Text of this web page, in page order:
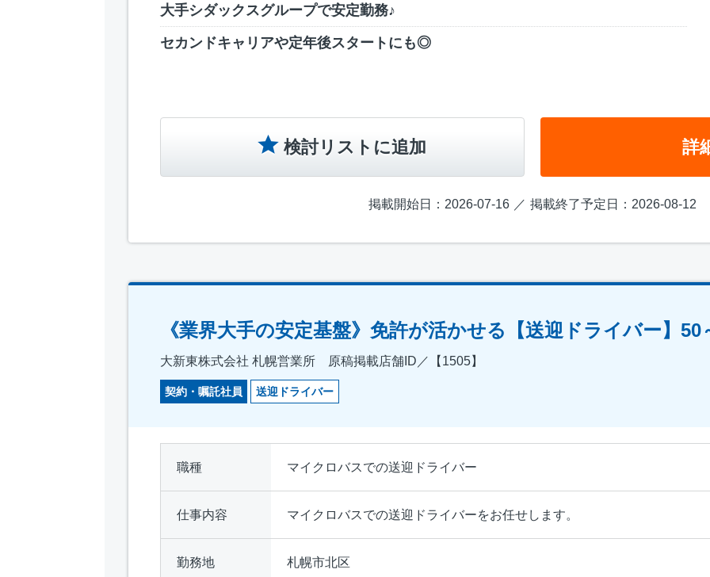
大手シダックスグループで安定勤務♪
セカンドキャリアや定年後スタートにも◎
検討リストに追加 詳
掲載開始日：2026-07-16 掲載終了予定日：2026-08-12
《業界大手の安定基盤》免許が活かせる【送迎ドライバー】50
大新東株式会社 札幌営業所 原稿掲載店舗ID／【1505】
契約・嘱託社員 送迎ドライバー
職種 マイクロバスでの送迎ドライバー
仕事内容 マイクロバスでの送迎ドライバーをお任せします。
勤務地 札幌市北区